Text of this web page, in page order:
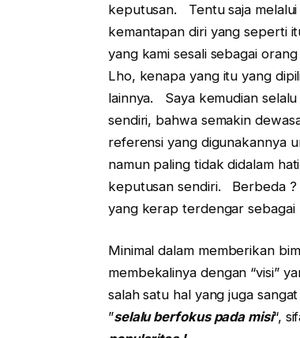
keputusan. Tentu saja
kemantapan diri yang seperti
yang kami sesali sebagai
Lho, kenapa yang itu yang
lainnya. Saya kemudian
sendiri, bahwa semakin
referensi yang digunakannya
namun paling tidak didalam
keputusan sendiri. Berbeda ?
yang kerap terdengar sebagai
Minimal dalam memberikan
membekalinya dengan “visi”
salah satu hal yang juga
”selalu berfokus pada misi“,